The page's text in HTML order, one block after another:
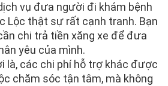
vụ đưa người đi khám bệnh
Lộc thật sự rất cạnh tranh. Bạn
chi trả tiền xăng xe để đưa
yêu của mình.
là, các chi phí hỗ trợ khác được
chăm sóc tận tâm, mà không